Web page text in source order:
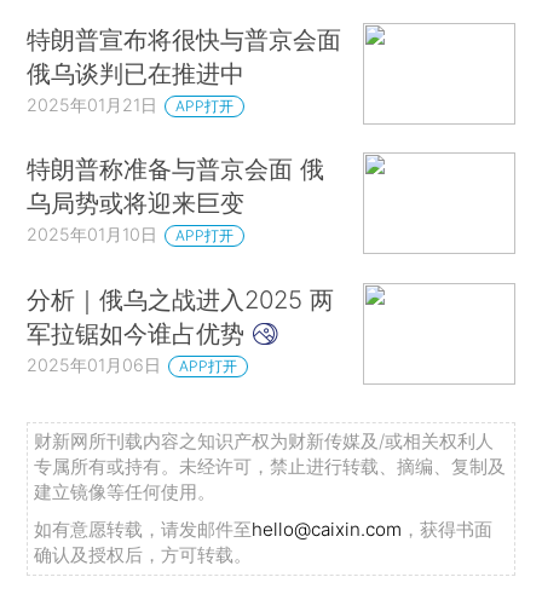
特朗普宣布将很快与普京会面
俄乌谈判已在推进中
2025年01月21日 APP打开
特朗普称准备与普京会面 俄
乌局势或将迎来巨变
2025年01月10日 APP打开
分析｜俄乌之战进入2025 两
军拉锯如今谁占优势
2025年01月06日 APP打开
财新网所刊载内容之知识产权为财新传媒及/或相关权利人
专属所有或持有。未经许可，禁止进行转载、摘编、复制及
建立镜像等任何使用。
如有意愿转载，请发邮件至hello@caixin.com ，获得书面
确认及授权后，方可转载。